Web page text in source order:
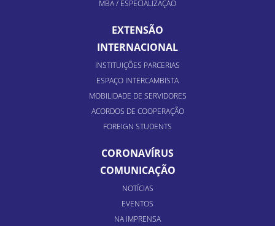
MBA / ESPECIALIZAÇÃO
EXTENSÃO
INTERNACIONAL
INSTITUIÇÕES PARCERIAS
ESPAÇO INTERCAMBISTA
MOBILIDADE DE SERVIDORES
ACORDOS DE COOPERAÇÃO
FOREIGN STUDENTS
CORONAVÍRUS
COMUNICAÇÃO
NOTÍCIAS
EVENTOS
NA IMPRENSA